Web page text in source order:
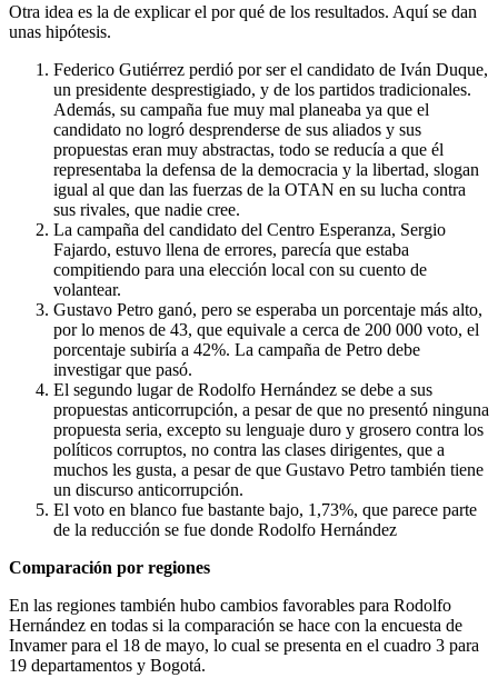
Otra idea es la de explicar el por qué de los resultados. Aquí se dan
unas hipótesis.
Federico Gutiérrez perdió por ser el candidato de Iván Duque,
un presidente desprestigiado, y de los partidos tradicionales.
Además, su campaña fue muy mal planeaba ya que el
candidato no logró desprenderse de sus aliados y sus
propuestas eran muy abstractas, todo se reducía a que él
representaba la defensa de la democracia y la libertad, slogan
igual al que dan las fuerzas de la OTAN en su lucha contra
sus rivales, que nadie cree.
La campaña del candidato del Centro Esperanza, Sergio
Fajardo, estuvo llena de errores, parecía que estaba
compitiendo para una elección local con su cuento de
volantear.
Gustavo Petro ganó, pero se esperaba un porcentaje más alto,
por lo menos de 43, que equivale a cerca de 200 000 voto, el
porcentaje subiría a 42%. La campaña de Petro debe
investigar que pasó.
El segundo lugar de Rodolfo Hernández se debe a sus
propuestas anticorrupción, a pesar de que no presentó ninguna
propuesta seria, excepto su lenguaje duro y grosero contra los
políticos corruptos, no contra las clases dirigentes, que a
muchos les gusta, a pesar de que Gustavo Petro también tiene
un discurso anticorrupción.
El voto en blanco fue bastante bajo, 1,73%, que parece parte
de la reducción se fue donde Rodolfo Hernández
Comparación por regiones
En las regiones también hubo cambios favorables para Rodolfo
Hernández en todas si la comparación se hace con la encuesta de
Invamer para el 18 de mayo, lo cual se presenta en el cuadro 3 para
19 departamentos y Bogotá.